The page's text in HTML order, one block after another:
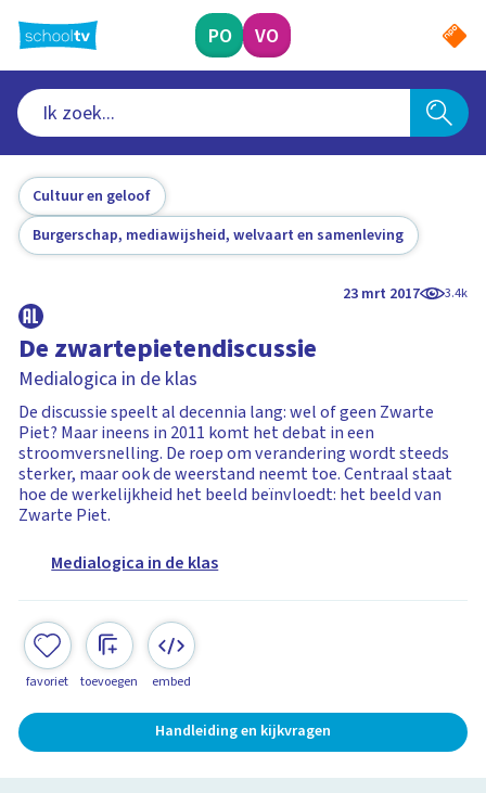
naar
hoofdinhoud
PO VO
Cultuur en geloof
Burgerschap, mediawijsheid, welvaart en samenleving
23 mrt 2017 3.4k
De zwartepietendiscussie
Medialogica in de klas
De discussie speelt al decennia lang: wel of geen Zwarte
Piet? Maar ineens in 2011 komt het debat in een
stroomversnelling. De roep om verandering wordt steeds
sterker, maar ook de weerstand neemt toe. Centraal staat
hoe de werkelijkheid het beeld beïnvloedt: het beeld van
Zwarte Piet.
Medialogica in de klas
favoriet toevoegen embed
Handleiding en kijkvragen